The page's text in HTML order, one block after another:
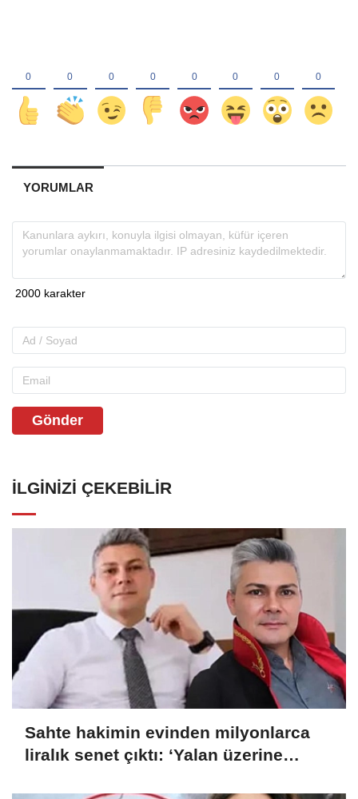
YORUMLAR
Gönder
İLGINIZI ÇEKEBILIR
Sahte hakimin evinden milyonlarca
liralık senet çıktı: ‘Yalan üzerine